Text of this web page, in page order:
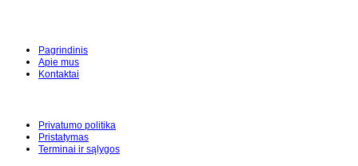
Pagrindinis
Apie mus
Kontaktai
Privatumo politika
Pristatymas
Terminai ir sąlygos